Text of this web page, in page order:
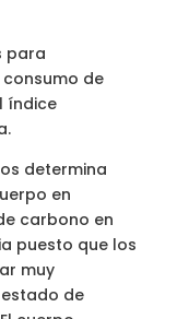
para
de
índice
determina
en
carbono en
puesto que los
muy
de